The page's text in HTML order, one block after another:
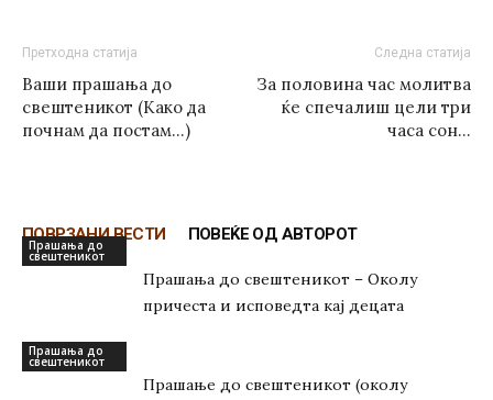
Претходна статија
Ваши прашања до
свештеникот (Како да
почнам да постам…)
Следна статија
За половина час молитва
ќе спечалиш цели три
часа сон…
ПОВРЗАНИ ВЕСТИ ПОВЕЌЕ ОД АВТОРОТ
Прашања до
свештеникот
Прашања до свештеникот – Околу
причеста и исповедта кај децата
Прашања до
свештеникот
Прашање до свештеникот (околу